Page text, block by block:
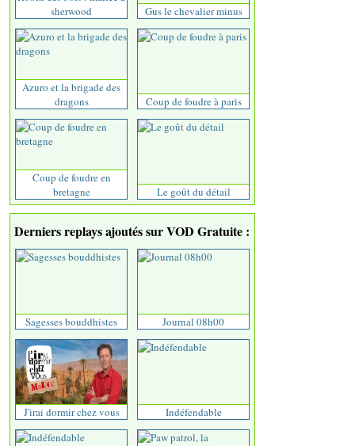
sherwood
Gus le chevalier minus
Azuro et la brigade des
dragons
Coup de foudre à paris
Coup de foudre en
bretagne
Le goût du détail
Derniers replays ajoutés sur VOD Gratuite :
Sagesses bouddhistes Journal 08h00
J'irai dormir chez vous Indéfendable